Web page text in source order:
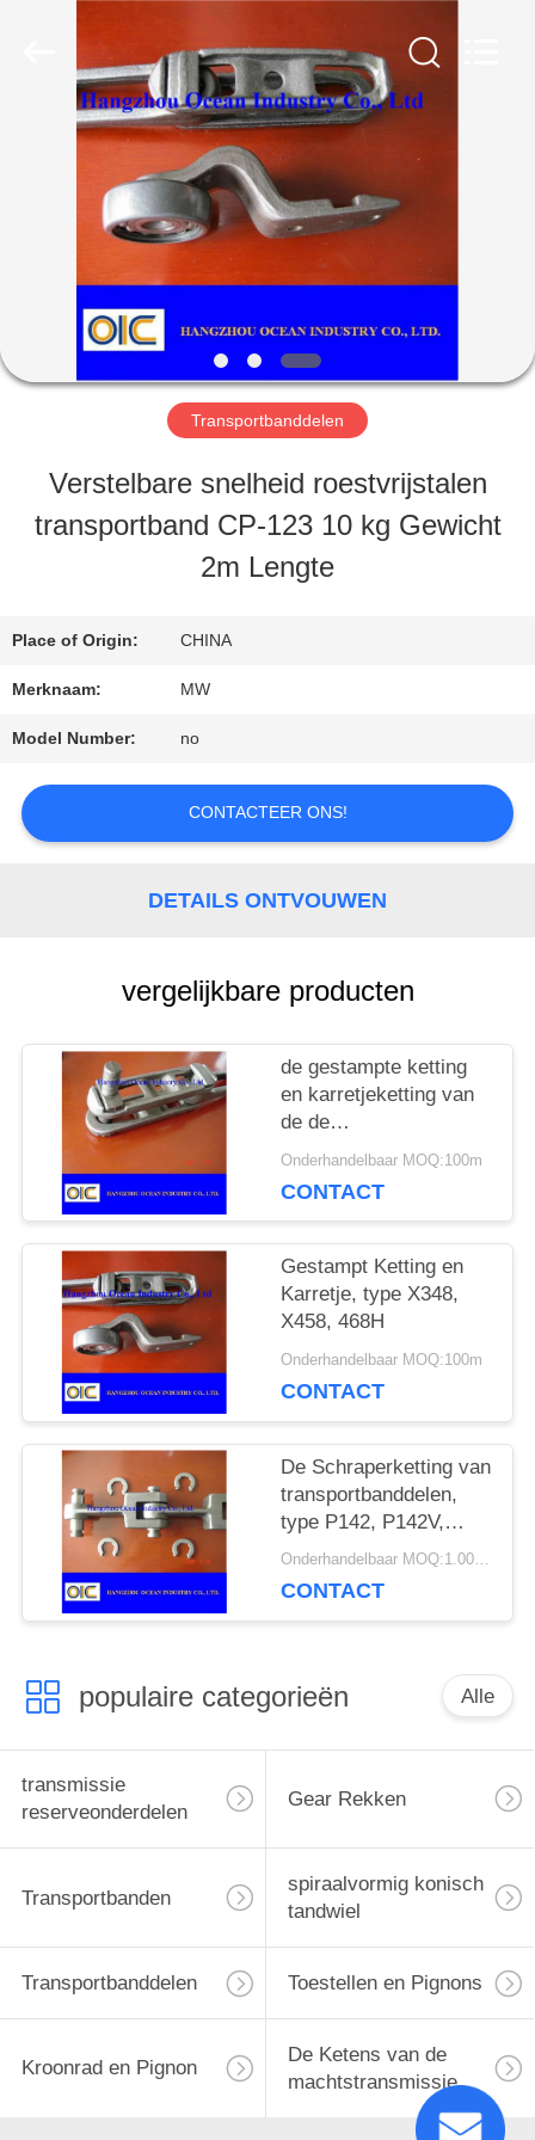
HUIS
PRODUCTEN
ONGEVEER
ONS
FABRIEKSREIS
KWALITEITSCONTROLE
VERZOEK
OM
SITEMAP
PRIVACY
POLICY
Transportbanddelen
Verstelbare snelheid roestvrijstalen
transportband CP-123 10 kg Gewicht
2m Lengte
Place of Origin: CHINA
Merknaam: MW
Model Number: no
CONTACTEER ONS!
DETAILS ONTVOUWEN
vergelijkbare producten
de gestampte ketting
en karretjeketting van
de de
transportbandschraper
Transportbanddelen
Onderhandelbaar MOQ:100m
CONTACT
Gestampt Ketting en
Karretje, type X348,
X458, 468H
Onderhandelbaar MOQ:100m
CONTACT
De Schraperketting van
transportbanddelen,
type P142, P142V,
P142H, P200 ketting
Onderhandelbaar MOQ:1.000 m
CONTACT
populaire categorieën Alle
transmissie
reserveonderdelen
Gear Rekken
Transportbanden
spiraalvormig konisch
tandwiel
Transportbanddelen Toestellen en Pignons
Kroonrad en Pignon
De Ketens van de
machtstransmissie